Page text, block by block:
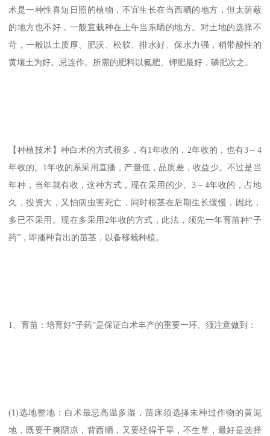
术是一种性喜短日照的植物，不宜生长在当西晒的地方，但太荫蔽
的地方也不好，一般宜栽种在上午当东晒的地方。对土地的选择不
苛，一般以土质厚、肥沃、松软、排水好、保水力强，稍带酸性的
黄壤土为好。忌连作。所需的肥料以氮肥、钾肥最好，磷肥次之。
【种植技术】种白术的方式很多，有1年收的，2年收的，也有3～4
年收的。1年收的系采用直播，产量低，品质差，收益少。不过是当
年种，当年就有收，这种方式，现在采用的少。3～4年收的，占地
久，投资大，又怕病虫害死亡，同时根茎在后期生长缓慢，因此，
多已不采用。现在多采用2年收的方式，此法，须先一年育苗种“子
药”，即播种育出的苗茎，以备移栽种植。
1、育苗：培育好“子药”是保证白术丰产的重要一环。须注意做到：
(1)选地整地：白术最忌高温多湿，苗床须选择未种过作物的黄泥
地，既要干爽阴凉，背西晒，又要经得干旱，不生草，最好是选择